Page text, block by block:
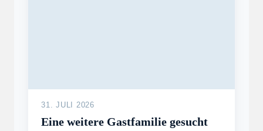
31. JULI 2026
Eine weitere Gastfamilie gesucht